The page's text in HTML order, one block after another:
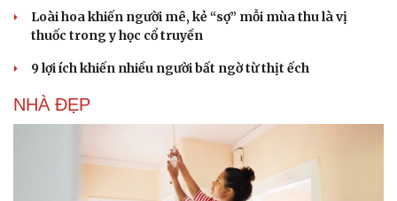
Tư vấn
Đọc truyện đêm khuya
Cửa sổ tình yêu
Kể chuyện cho bé
Hạt giống tâm hồn
Loài hoa khiến người mê, kẻ “sợ” mỗi mùa thu là vị
thuốc trong y học cổ truyền
9 lợi ích khiến nhiều người bất ngờ từ thịt ếch
NHÀ ĐẸP